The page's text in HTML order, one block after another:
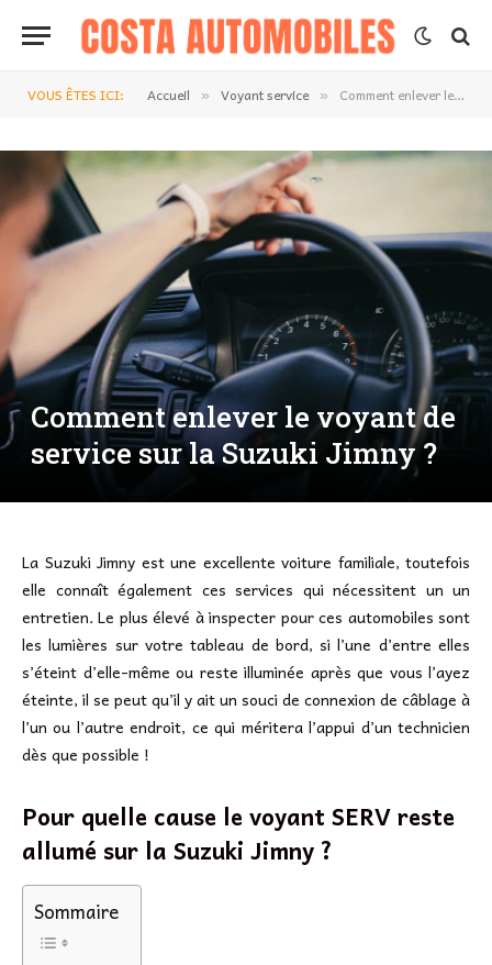
VOUS ÊTES ICI: Accueil » Voyant service » Comment enlever le voyant de service sur la Suzuki Jimny ?
Comment enlever le voyant de
service sur la Suzuki Jimny ?
La Suzuki Jimny est une excellente voiture familiale, toutefois
elle connaît également ces services qui nécessitent un un
entretien. Le plus élevé à inspecter pour ces automobiles sont
les lumières sur votre tableau de bord, si l’une d’entre elles
s’éteint d’elle-même ou reste illuminée après que vous l’ayez
éteinte, il se peut qu’il y ait un souci de connexion de câblage à
l’un ou l’autre endroit, ce qui méritera l’appui d’un technicien
dès que possible !
Pour quelle cause le voyant SERV reste
allumé sur la Suzuki Jimny ?
Sommaire